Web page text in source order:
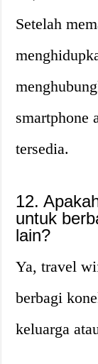
Setelah
smartphone
tersedia.
12.
untuk
lain?
Ya, travel
berbagi
keluarga